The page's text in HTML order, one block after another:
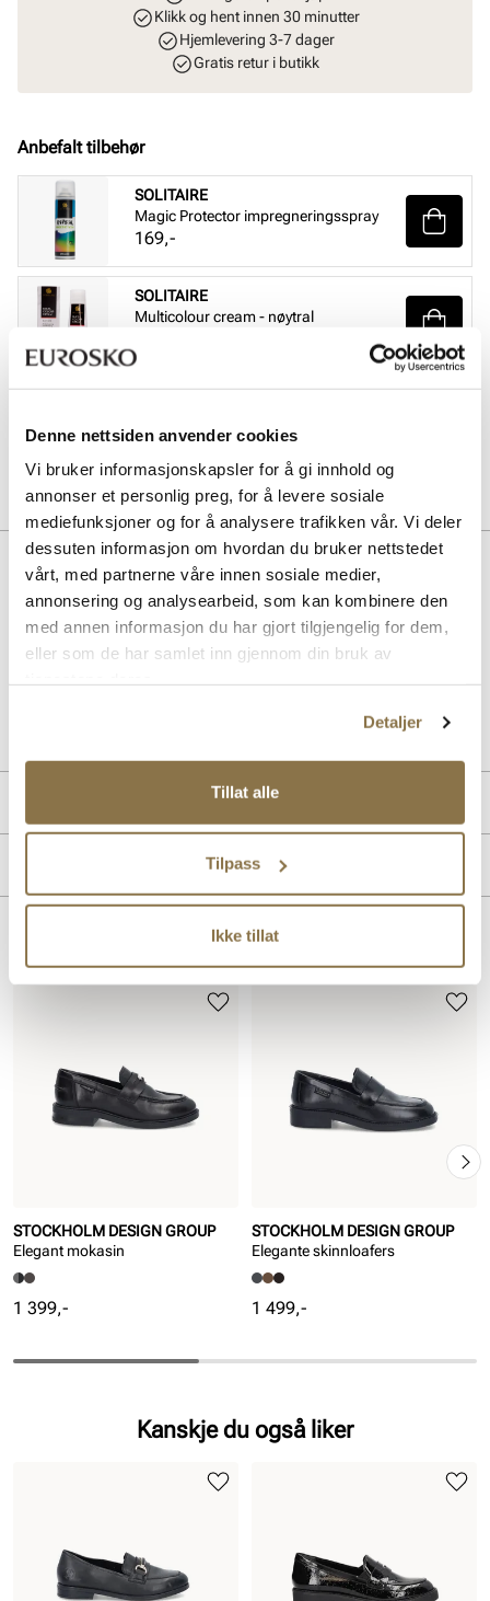
Denne nettsiden anvender cookies
Vi bruker informasjonskapsler for å gi innhold og
annonser et personlig preg, for å levere sosiale
mediefunksjoner og for å analysere trafikken vår. Vi deler
dessuten informasjon om hvordan du bruker nettstedet
vårt, med partnerne våre innen sosiale medier,
annonsering og analysearbeid, som kan kombinere den
med annen informasjon du har gjort tilgjengelig for dem,
eller som de har samlet inn gjennom din bruk av
Detaljer
Tillat alle
Tilpass
Ikke tillat
Klikk og hent innen 30 minutter
Hjemlevering 3-7 dager
Gratis retur i butikk
Anbefalt tilbehør
SOLITAIRE
Magic Protector impregneringsspray
Pris
169,-
SOLITAIRE
Multicolour cream - nøytral
Pris
229,-
Beskrivelse
Sort Penny loafers med en hæl på 4 cm. Loafers gir deg komfort og
stil. Silhuetten har et tidløst design som passer perfekt både alle
anledninger.
Såle:Syntet/Gummi
Lignende produkter
STOCKHOLM DESIGN GROUP
Elegant mokasin
Pris
1 399,-
STOCKHOLM DESIGN GROUP
Elegante skinnloafers
Pris
1 499,-
Kanskje du også liker